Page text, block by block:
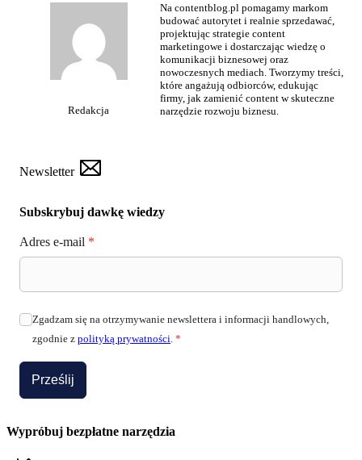
Redakcja
Na contentblog.pl pomagamy markom
budować autorytet i realnie sprzedawać,
projektując strategie content
marketingowe i dostarczając wiedzę o
komunikacji biznesowej oraz
nowoczesnych mediach. Tworzymy treści,
które angażują odbiorców, edukując
firmy, jak zamienić content w skuteczne
narzędzie rozwoju biznesu.
Newsletter
Subskrybuj dawkę wiedzy
Adres e-mail *
Zgadzam się na otrzymywanie newslettera i informacji handlowych,
zgodnie z polityką prywatności. *
Prześlij
Wypróbuj bezpłatne narzędzia